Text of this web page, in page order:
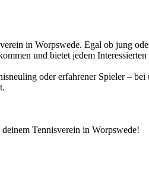
in Worpswede. Egal ob jung
und bietet jedem
oder erfahrener Spieler –
Tennisverein in Worpswede!